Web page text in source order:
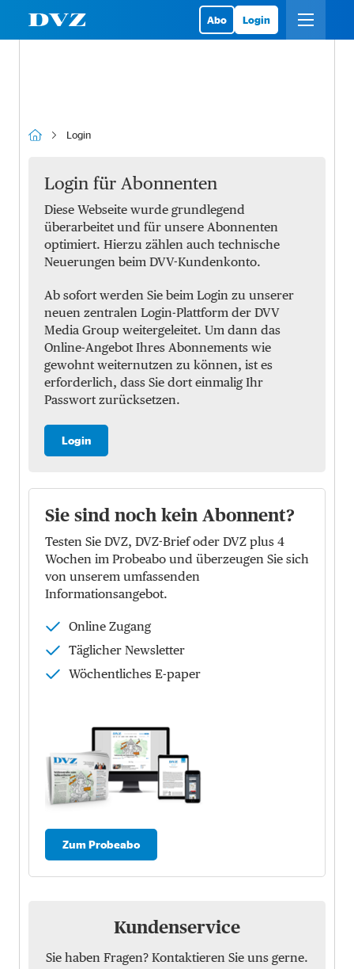
Abo Login
Login
Login für Abonnenten
Diese Webseite wurde grundlegend
überarbeitet und für unsere Abonnenten
optimiert. Hierzu zählen auch technische
Neuerungen beim DVV-Kundenkonto.
Ab sofort werden Sie beim Login zu unserer
neuen zentralen Login-Plattform der DVV
Media Group weitergeleitet. Um dann das
Online-Angebot Ihres Abonnements wie
gewohnt weiternutzen zu können, ist es
erforderlich, dass Sie dort einmalig Ihr
Passwort zurücksetzen.
Login
Sie sind noch kein Abonnent?
Testen Sie DVZ, DVZ-Brief oder DVZ plus 4
Wochen im Probeabo und überzeugen Sie sich
von unserem umfassenden
Informationsangebot.
Online Zugang
Täglicher Newsletter
Wöchentliches E-paper
Zum Probeabo
Kundenservice
Sie haben Fragen? Kontaktieren Sie uns gerne.